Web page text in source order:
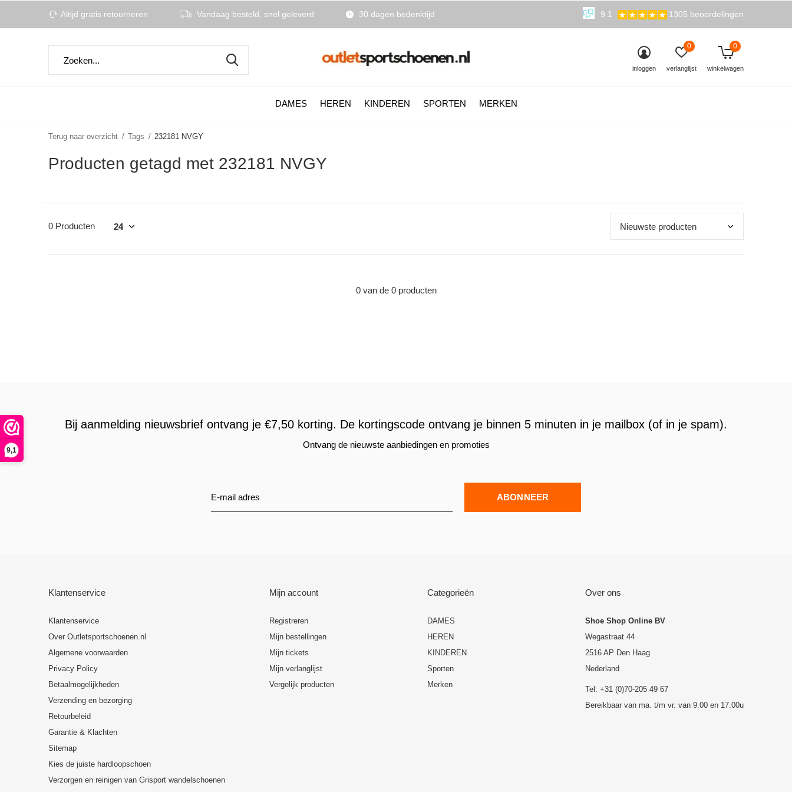
9,1
DAMES HEREN KINDEREN SPORTEN MERKEN
inloggen verlanglijst
0
winkelwagen
0
Altijd gratis retourneren Vandaag besteld, snel geleverd 30 dagen bedenktijd 9.1 1305 beoordelingen
Terug naar overzicht Tags 232181 NVGY
Producten getagd met 232181 NVGY
0 Producten
0 van de 0 producten
Bij aanmelding nieuwsbrief ontvang je €7,50 korting. De kortingscode ontvang je binnen 5 minuten in je mailbox (of in je spam).
Ontvang de nieuwste aanbiedingen en promoties
ABONNEER
Klantenservice
Klantenservice
Over Outletsportschoenen.nl
Algemene voorwaarden
Privacy Policy
Betaalmogelijkheden
Verzending en bezorging
Retourbeleid
Garantie & Klachten
Sitemap
Kies de juiste hardloopschoen
Verzorgen en reinigen van Grisport wandelschoenen
Mijn account
Registreren
Mijn bestellingen
Mijn tickets
Mijn verlanglijst
Vergelijk producten
Categorieën
DAMES
HEREN
KINDEREN
Sporten
Merken
Over ons
Shoe Shop Online BV
Wegastraat 44
2516 AP Den Haag
Nederland
Tel: +31 (0)70-205 49 67
Bereikbaar van ma. t/m vr. van 9.00 en 17.00u